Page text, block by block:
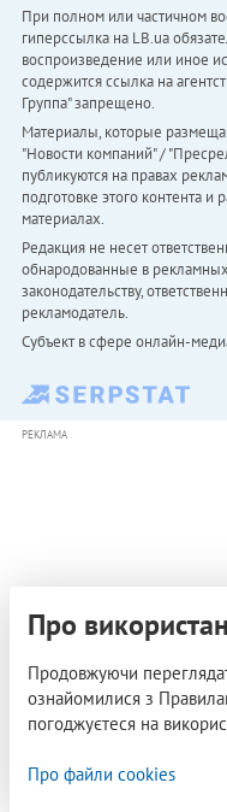
При полном или частичном
гиперссылка на LB.ua
воспроизведение или иное
содержится ссылка на
Группа" запрещено.
Материалы, которые
"Новости компаний" /
публикуются на правах
подготовке этого контента и
материалах.
Редакция не несет
обнародованные в
законодательству,
рекламодатель.
Субъект в сфере онлайн-
РЕКЛАМА
Про
Продовжуючи
ознайомилися з
погоджуєтеся на
Про файли cookies